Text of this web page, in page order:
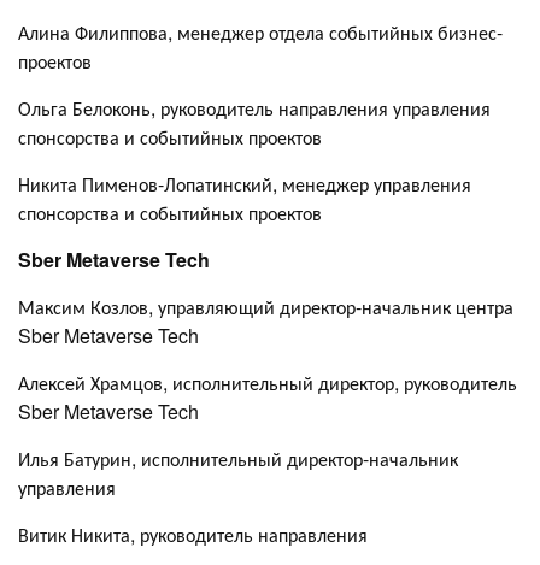
Алина Филиппова, менеджер отдела событийных бизнес-
проектов
Ольга Белоконь, руководитель направления управления
спонсорства и событийных проектов
Никита Пименов-Лопатинский, менеджер управления
спонсорства и событийных проектов
Sber Metaverse Tech
Максим Козлов, управляющий директор-начальник центра
Sber Metaverse Tech
Алексей Храмцов, исполнительный директор, руководитель
Sber Metaverse Tech
Илья Батурин, исполнительный директор-начальник
управления
Витик Никита, руководитель направления